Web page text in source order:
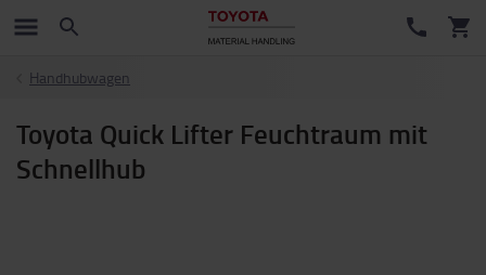
Handhubwagen
Toyota Quick Lifter Feuchtraum mit
Schnellhub